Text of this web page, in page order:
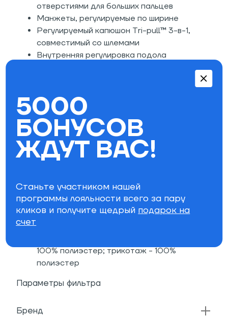
отверстиями для больших пальцев
Манжеты, регулируемые по ширине
Регулируемый капюшон Tri-pull™ 3-в-1,
совместимый со шлемами
Внутренняя регулировка подола
Молния с защитой подбородка
Тёплые карманы для рук с
влагоустойчивыми молниями
Карман для ски-пасса
Внутренний сетчатый карман
Светоотражающие элементы
Boyfriend Fit (свободный расслабленный
крой)
100% полиэстер; трикотаж - 100%
полиэстер
Параметры фильтра
Бренд
5000
БОНУСОВ
ЖДУТ ВАС!
Станьте участником нашей
программы лояльности всего за пару
кликов и получите щедрый подарок на
счет